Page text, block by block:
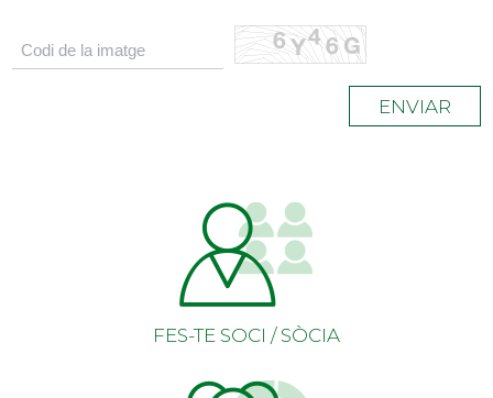
ENVIAR
FES-TE SOCI / SÒCIA